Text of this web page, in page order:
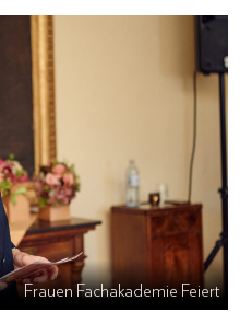
Frauen Fachakademie Feiert